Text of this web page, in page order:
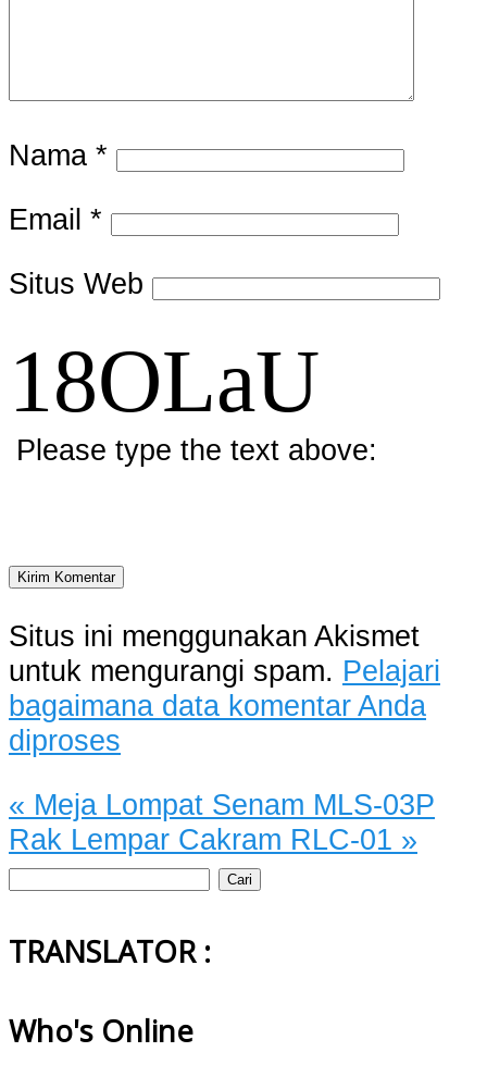
Nama *
Email *
Situs Web
18OLaU
Please type the text above:
Situs ini menggunakan Akismet
untuk mengurangi spam. Pelajari
bagaimana data komentar Anda
diproses
« Meja Lompat Senam MLS-03P
Rak Lempar Cakram RLC-01 »
Cari
TRANSLATOR :
Who's Online